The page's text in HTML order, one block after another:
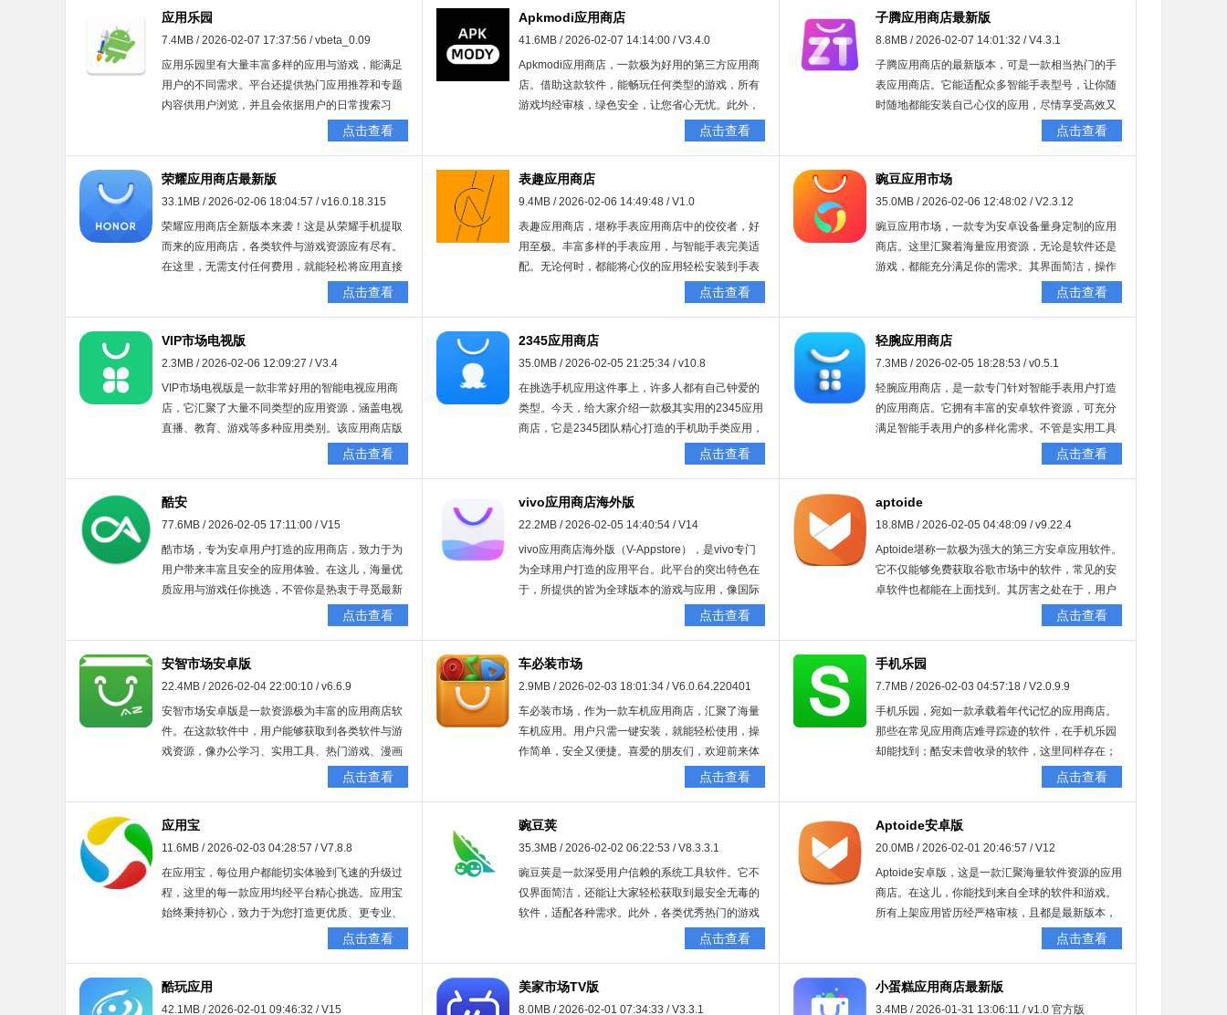
自己的生活增添一丝小浪漫，唯树鲜花都是你表达
心情、营造仪式感的绝佳之选。
应用乐园
7.4MB / 2026-02-07 17:37:56 / vbeta_0.09
应用乐园里有大量丰富多样的应用与游戏，能满足
用户的不同需求。平台还提供热门应用推荐和专题
内容供用户浏览，并且会依据用户的日常搜索习
惯，为其推送个性化的应用，帮助用户更快捷地找
到所需应用。此外，平台上众多海外软件都可以免
点击查看
Apkmodi应用商店
41.6MB / 2026-02-07 14:14:00 / V3.4.0
Apkmodi应用商店，一款极为好用的第三方应用商
店。借助这款软件，能畅玩任何类型的游戏，所有
游戏均经审核，绿色安全，让您省心无忧。此外，
还能查询到最新的游戏活动资讯，真的超级好用，
点击查看
子腾应用商店最新版
8.8MB / 2026-02-07 14:01:32 / V4.3.1
子腾应用商店的最新版本，可是一款相当热门的手
表应用商店。它能适配众多智能手表型号，让你随
时随地都能安装自己心仪的应用，尽情享受高效又
便捷的服务。而且，这里面所有的安装包都安全可
靠，毫无风险。感兴趣的朋友们，千万不要错过
点击查看
荣耀应用商店最新版
33.1MB / 2026-02-06 18:04:57 / v16.0.18.315
荣耀应用商店全新版本来袭！这是从荣耀手机提取
而来的应用商店，各类软件与游戏资源应有尽有。
在这里，无需支付任何费用，就能轻松将应用直接
安装到手机。它绿色安全，绝无病毒隐患，同时还
能帮您便捷管理手机应用，快来体验吧！
点击查看
表趣应用商店
9.4MB / 2026-02-06 14:49:48 / V1.0
表趣应用商店，堪称手表应用商店中的佼佼者，好
用至极。丰富多样的手表应用，与智能手表完美适
配。无论何时，都能将心仪的应用轻松安装到手表
上，畅享便捷的应用服务。平台正规靠谱，诚邀有
点击查看
豌豆应用市场
35.0MB / 2026-02-06 12:48:02 / V2.3.12
豌豆应用市场，一款专为安卓设备量身定制的应用
商店。这里汇聚着海量应用资源，无论是软件还是
游戏，都能充分满足你的需求。其界面简洁，操作
极易上手，为你带来安全且高效的使用体验。感兴
点击查看
VIP市场电视版
2.3MB / 2026-02-06 12:09:27 / V3.4
VIP市场电视版是一款非常好用的智能电视应用商
店，它汇聚了大量不同类型的应用资源，涵盖电视
直播、教育、游戏等多种应用类别。该应用商店版
本更新速度快，能让你随时获取喜欢的应用。欢迎
点击查看
2345应用商店
35.0MB / 2026-02-05 21:25:34 / v10.8
在挑选手机应用这件事上，许多人都有自己钟爱的
类型。今天，给大家介绍一款极其实用的2345应用
商店，它是2345团队精心打造的手机助手类应用，
囊括了海量的安卓游戏与应用程序。它能为用户供
应超10万款热门应用，不管是心仪的游戏，还是独
的游戏感受。不仅如此，这款应用还具备手机管理
功能，能进行垃圾清理以及运行速度优化，让手机
使用变得更为便捷、高效。要是有朋友正好有相关
需求，不妨赶紧体验一番！
点击查看
轻腕应用商店
7.3MB / 2026-02-05 18:28:53 / v0.5.1
轻腕应用商店，是一款专门针对智能手表用户打造
的应用商店。它拥有丰富的安卓软件资源，可充分
满足智能手表用户的多样化需求。不管是实用工具
类、社交应用类，亦或是娱乐内容类，轻腕应用商
店均提供经过优化的轻量级应用，以此保障智能手
机兼容，使得用户在不同设备间都能畅享无缝的使
用体验。
点击查看
酷安
77.6MB / 2026-02-05 17:11:00 / V15
酷市场，专为安卓用户打造的应用商店，致力于为
用户带来丰富且安全的应用体验。在这儿，海量优
质应用与游戏任你挑选，不管你是热衷于寻觅最新
热门游戏，还是钟情于小众实用工具，酷市场都能
满足你的需求。它的界面设计简约，功能清晰易
称你在应用海洋中挖掘宝藏的得力帮手。
点击查看
vivo应用商店海外版
22.2MB / 2026-02-05 14:40:54 / V14
vivo应用商店海外版（V-Appstore），是vivo专门
为全球用户打造的应用平台。此平台的突出特色在
于，所提供的皆为全球版本的游戏与应用，像国际
版抖音、PUBG等便是典型例子。我们郑重承诺，
每一款应用在上线之前，都历经了严苛的安全测试
不必担忧病毒方面的问题！
点击查看
aptoide
18.8MB / 2026-02-05 04:48:09 / v9.22.4
Aptoide堪称一款极为强大的第三方安卓应用软件。
它不仅能够免费获取谷歌市场中的软件，常见的安
卓软件也都能在上面找到。其厉害之处在于，用户
可以自行创建安卓商店，商店的名字、图标以及主
题颜色都能按照自己的喜好设定。此外，它还能助
万余个，并且数量仍在持续增长。不过，由于服务
器位于国外，偶尔会出现打不开的情况，这属于正
常现象。要是有感兴趣或者有需求的小伙伴，不妨
赶紧前往kk网站体验一番。
点击查看
安智市场安卓版
22.4MB / 2026-02-04 22:00:10 / v6.6.9
安智市场安卓版是一款资源极为丰富的应用商店软
件。在这款软件中，用户能够获取到各类软件与游
戏资源，像办公学习、实用工具、热门游戏、漫画
小说、精品RPG游戏等应用程序都应有尽有。它不
仅支持批量操作，使用起来十分便捷，而且精品推
错过~
点击查看
车必装市场
2.9MB / 2026-02-03 18:01:34 / V6.0.64.220401
车必装市场，作为一款车机应用商店，汇聚了海量
车机应用。用户只需一键安装，就能轻松使用，操
作简单，安全又便捷。喜爱的朋友们，欢迎前来体
点击查看
手机乐园
7.7MB / 2026-02-03 04:57:18 / V2.0.9.9
手机乐园，宛如一款承载着年代记忆的应用商店。
那些在常见应用商店难寻踪迹的软件，在手机乐园
却能找到；酷安未曾收录的软件，这里同样存在；
甚至连葫芦侠中未能通过审核的软件，手机乐园也
点击查看
应用宝
11.6MB / 2026-02-03 04:28:57 / V7.8.8
在应用宝，每位用户都能切实体验到飞速的升级过
程，这里的每一款应用均经平台精心挑选。应用宝
始终秉持初心，致力于为您打造更优质、更专业、
更健康的应用商店，您所需的各类应用，这里一应
俱全。感兴趣的用户，赶快行动起来吧！
点击查看
豌豆荚
35.3MB / 2026-02-02 06:22:53 / V8.3.3.1
豌豆荚是一款深受用户信赖的系统工具软件。它不
仅界面简洁，还能让大家轻松获取到最安全无毒的
软件，适配各种需求。此外，各类优秀热门的游戏
也能在豌豆荚里直接找到并体验。该软件简单易
用，感兴趣的朋友快来本站下载这款软件吧！
点击查看
Aptoide安卓版
20.0MB / 2026-02-01 20:46:57 / V12
Aptoide安卓版，这是一款汇聚海量软件资源的应用
商店。在这儿，你能找到来自全球的软件和游戏。
所有上架应用皆历经严格审核，且都是最新版本，
只需一键就能自动安装。Aptoide安卓版里每款应用
都有真实评分，借助筛选功能，你能发现更多高品
吧！
点击查看
酷玩应用
42.1MB / 2026-02-01 09:46:32 / V15
美家市场TV版
8.0MB / 2026-02-01 07:34:33 / V3.3.1
小蛋糕应用商店最新版
3.4MB / 2026-01-31 13:06:11 / v1.0 官方版